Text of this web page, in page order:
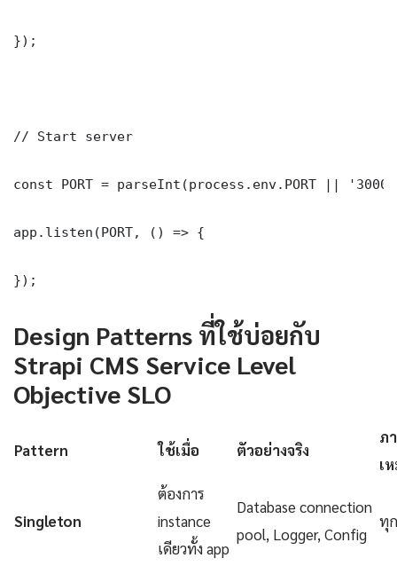
});
// Start server
const PORT = parseInt(process.env.PORT ||
app.listen(PORT, () => {
});
Design Patterns ที่ใช้บ่อยกับ
Strapi CMS Service Level
Objective SLO
Pattern ใช้เมื่อ ตัวอย่างจริง
ภ
เ
Singleton
ต้องการ
instance
เดียวทั้ง app
Database connection
pool, Logger, Config
ทุ